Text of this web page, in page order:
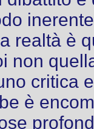
realtà è
non
critica
è